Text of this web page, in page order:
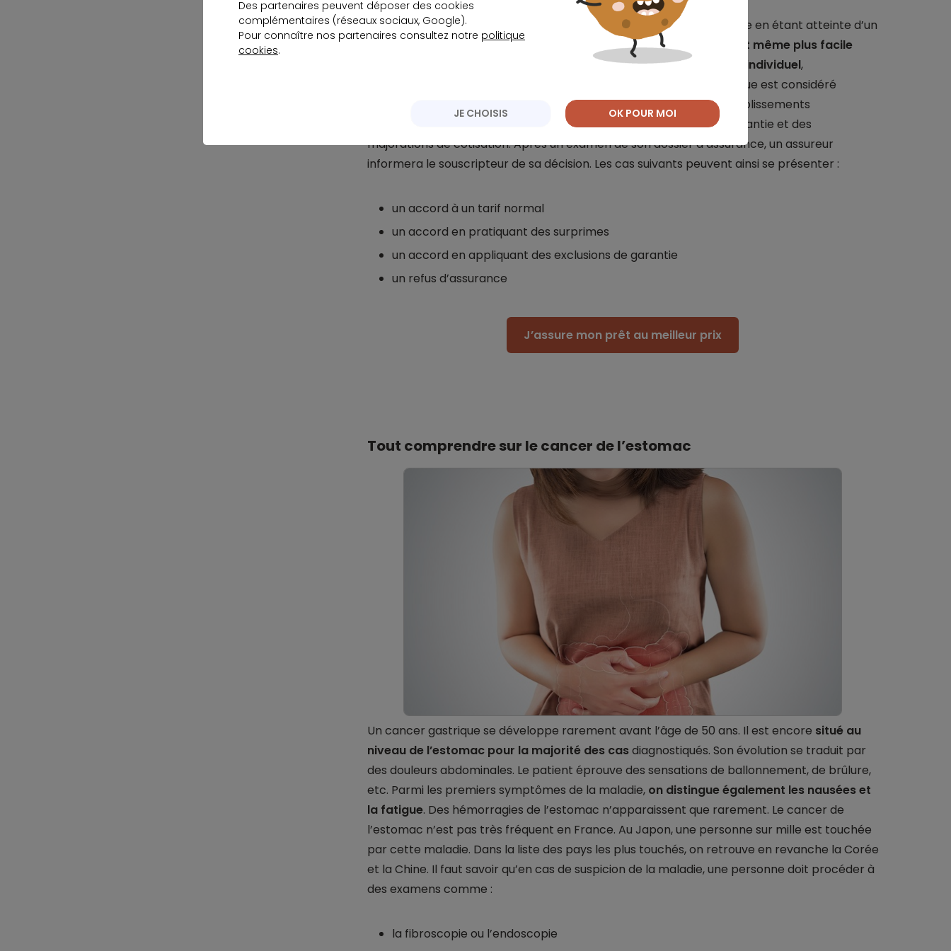
En effet, une personne peut protéger son emprunt immobilier même en étant atteinte d’un
cancer de l’estomac.Depuis l’application de la loi Lagarde, il lui est même plus facile
d’acquérir une assurance emprunteur en optant pour un contrat individuel,
parfaitement adapté à son profil. Il faut savoir que le cancer gastrique est considéré
comme l’un des principaux risques aggravés par la majorité des établissements
d’assurance, ce qui engendre la plupart du temps, des limites de garantie et des
majorations de cotisation. Après un examen de son dossier d’assurance, un assureur
informera le souscripteur de sa décision. Les cas suivants peuvent ainsi se présenter :
un accord à un tarif normal
un accord en pratiquant des surprimes
un accord en appliquant des exclusions de garantie
un refus d’assurance
J’assure mon prêt au meilleur prix
Tout comprendre sur le cancer de l’estomac
Un cancer gastrique se développe rarement avant l’âge de 50 ans. Il est encore situé au
niveau de l’estomac pour la majorité des casdiagnostiqués. Son évolution se traduit par
des douleurs abdominales. Le patient éprouve des sensations de ballonnement, de brûlure,
etc. Parmi les premiers symptômes de la maladie, on distingue également les nausées et
la fatigue. Des hémorragies de l’estomac n’apparaissent que rarement. Le cancer de
l’estomac n’est pas très fréquent en France. Au Japon, une personne sur mille est touchée
par cette maladie. Dans la liste des pays les plus touchés, on retrouve en revanche la Corée
et la Chine. Il faut savoir qu’en cas de suspicion de la maladie, une personne doit procéder à
des examens comme :
la fibroscopie ou l’endoscopie
Des partenaires peuvent déposer des cookies
complémentaires (réseaux sociaux, Google).
Pour connaître nos partenaires consultez notre politique
cookies.
JE CHOISIS OK POUR MOI